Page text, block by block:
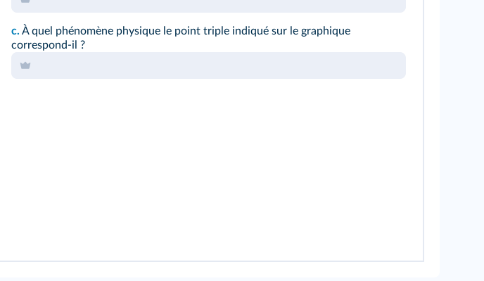
c. À quel phénomène physique le point triple indiqué sur le graphique
correspond-il ?